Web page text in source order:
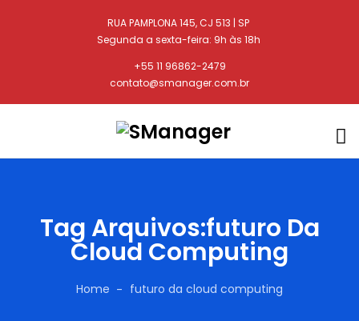
RUA PAMPLONA 145, CJ 513 | SP
Segunda a sexta-feira: 9h às 18h
+55 11 96862-2479
contato@smanager.com.br
Tag Arquivos:futuro Da
Cloud Computing
Home futuro da cloud computing